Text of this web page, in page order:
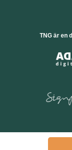
TNG är en